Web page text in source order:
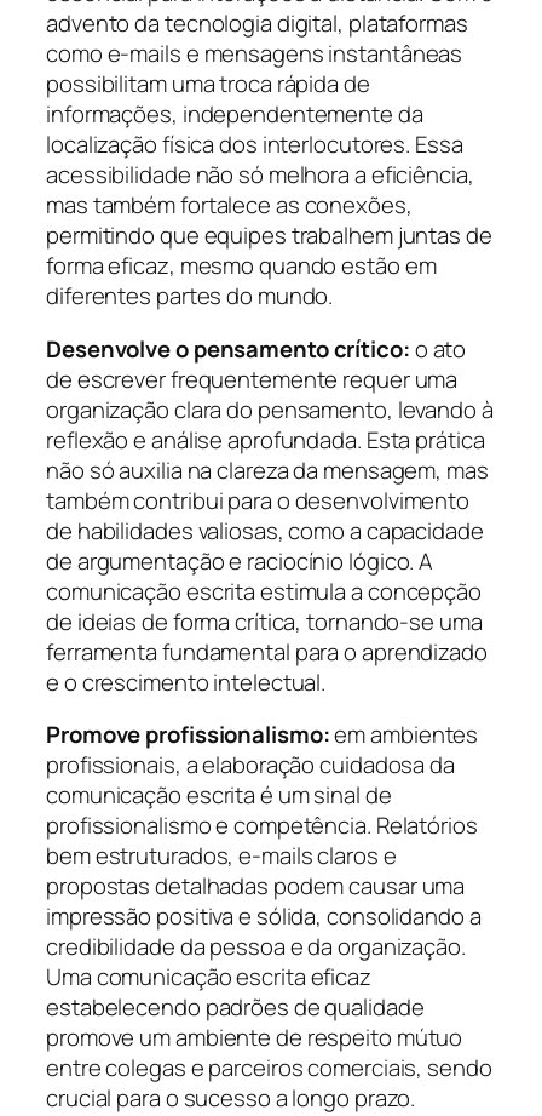
advento da tecnologia digital, plataformas
como e-mails e mensagens instantâneas
possibilitam uma troca rápida de
informações, independentemente da
localização física dos interlocutores. Essa
acessibilidade não só melhora a eficiência,
mas também fortalece as conexões,
permitindo que equipes trabalhem juntas de
forma eficaz, mesmo quando estão em
diferentes partes do mundo.
Desenvolve o pensamento crítico:o ato
de escrever frequentemente requer uma
organização clara do pensamento, levando à
reflexão e análise aprofundada. Esta prática
não só auxilia na clareza da mensagem, mas
também contribui para o desenvolvimento
de habilidades valiosas, como a capacidade
de argumentação e raciocínio lógico. A
comunicação escrita estimula a concepção
de ideias de forma crítica, tornando-se uma
ferramenta fundamental para o aprendizado
e o crescimento intelectual.
Promove profissionalismo:em ambientes
profissionais, a elaboração cuidadosa da
comunicação escrita é um sinal de
profissionalismo e competência. Relatórios
bem estruturados, e-mails claros e
propostas detalhadas podem causar uma
impressão positiva e sólida, consolidando a
credibilidade da pessoa e da organização.
Uma comunicação escrita eficaz
estabelecendo padrões de qualidade
promove um ambiente de respeito mútuo
entre colegas e parceiros comerciais, sendo
crucial para o sucesso a longo prazo.